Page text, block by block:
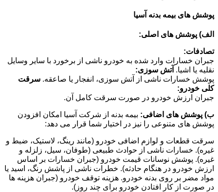
پوشش های بیمه بدنه آسیا
الف) پوشش های اصلی:
تصادفات:
جبران خسارات وارد شده به خودرو ناشی از برخورد با سایر وسایل
نقلیه یا اشیا. آتش سوزی:
پوشش خسارات ناشی از آتش سوزی، انفجار یا صاعقه. سرقت
کلی خودرو:
جبران ارزش خودرو در صورت سرقت کامل آن.
ب) پوشش های اضافی: بیمه بدنه از شرکت آسیا امکان افزودن
پوشش های متنوعی را نیز در اختیار شما قرار می دهد:
سرقت قطعات و لوازم اضافی خودرو (مانند رینگ، لاستیک، ضبط و
غیره). خسارات ناشی از حوادث طبیعی (طوفان، سیل، زلزله و
غیره). پوشش نوسانات قیمت خودرو (جبران خسارات بر اساس
ارزش خودرو در هنگام حادثه). خطرات ناشی از پاشش رنگ، اسید یا
مواد مضر بر روی بدنه خودرو. هزینه توقف خودرو (جبران هزینه ها
در صورت از کار افتادن خودرو برای چند روز).